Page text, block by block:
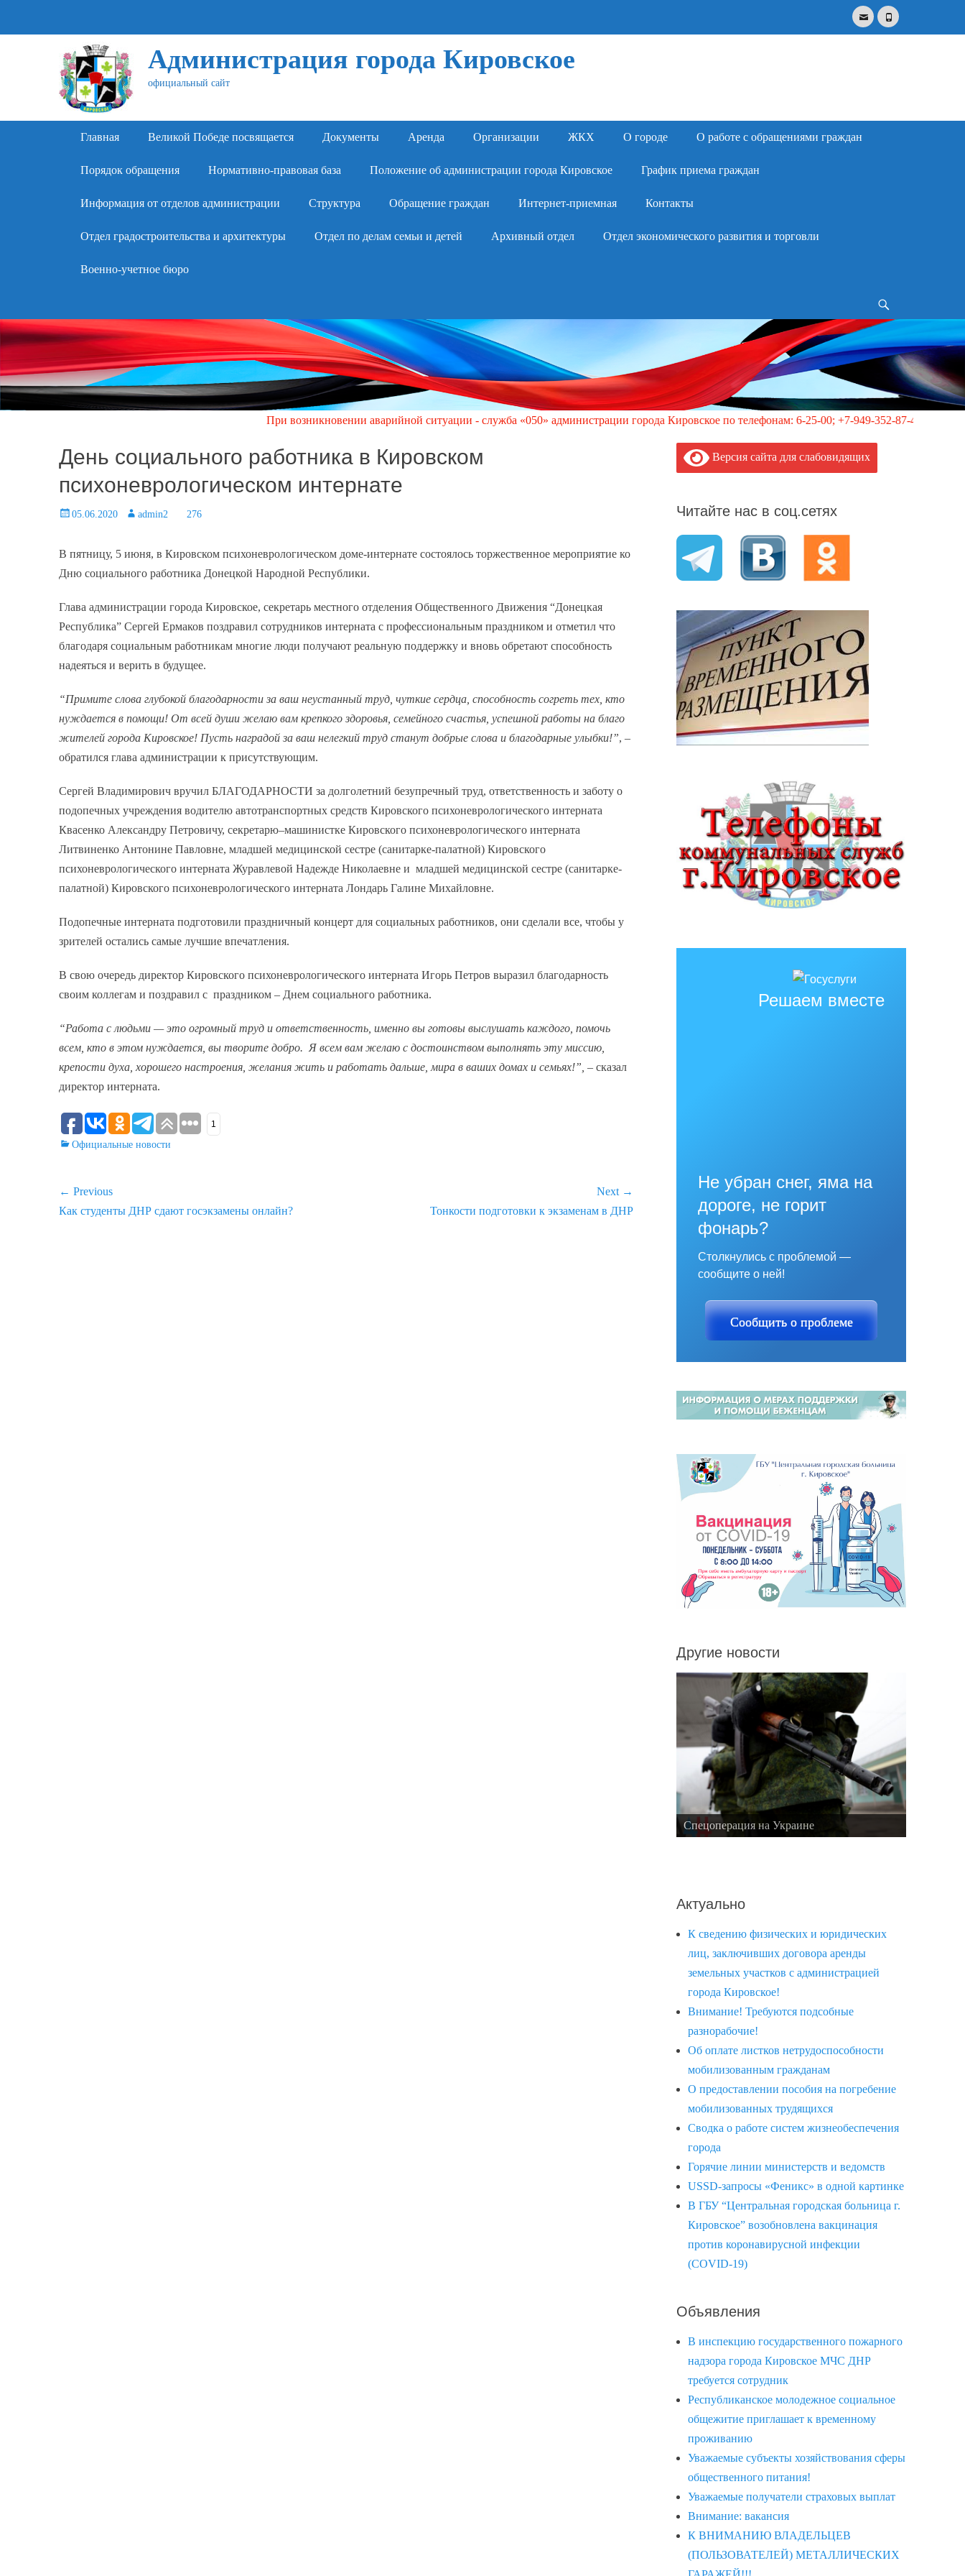
EmailPhone
Администрация города Кировское
официальный сайт
Primary Menu
Skip
content
Главная Великой Победе посвящается Документы Аренда Организации ЖКХ О городе О работе с обращениями граждан
Порядок обращения Нормативно-правовая база Положение об администрации города Кировское График приема граждан
Информация от отделов администрации Структура Обращение граждан Интернет-приемная Контакты
Отдел градостроительства и архитектуры Отдел по делам семьи и детей Архивный отдел Отдел экономического развития и торговли
Военно-учетное бюро
При возникновении аварийной ситуации - служба «050» администрации города Кировское по телефонам: 6-25-00; +7-949-352-87-40, 113
День социального работника в Кировском
психоневрологическом интернате
Posted05.06.2020 Author
admin2 276
В пятницу, 5 июня, в Кировском психоневрологическом доме-интернате состоялось торжественное мероприятие ко
Дню социального работника Донецкой Народной Республики.
Глава администрации города Кировское, секретарь местного отделения Общественного Движения “Донецкая
Республика” Сергей Ермаков поздравил сотрудников интерната с профессиональным праздником и отметил что
благодаря социальным работникам многие люди получают реальную поддержку и вновь обретают способность
надеяться и верить в будущее.
“Примите слова глубокой благодарности за ваш неустанный труд, чуткие сердца, способность согреть тех, кто
нуждается в помощи! От всей души желаю вам крепкого здоровья, семейного счастья, успешной работы на благо
жителей города Кировское! Пусть наградой за ваш нелегкий труд станут добрые слова и благодарные улыбки!”, –
обратился глава администрации к присутствующим.
Сергей Владимирович вручил БЛАГОДАРНОСТИ за долголетний безупречный труд, ответственность и заботу о
подопечных учреждения водителю автотранспортных средств Кировского психоневрологического интерната
Квасенко Александру Петровичу, секретарю–машинистке Кировского психоневрологического интерната
Литвиненко Антонине Павловне, младшей медицинской сестре (санитарке-палатной) Кировского
психоневрологического интерната Журавлевой Надежде Николаевне и младшей медицинской сестре (санитарке-
палатной) Кировского психоневрологического интерната Лондарь Галине Михайловне.
Подопечные интерната подготовили праздничный концерт для социальных работников, они сделали все, чтобы у
зрителей остались самые лучшие впечатления.
В свою очередь директор Кировского психоневрологического интерната Игорь Петров выразил благодарность
своим коллегам и поздравил с праздником – Днем социального работника.
“Работа с людьми — это огромный труд и ответственность, именно вы готовы выслушать каждого, помочь
всем, кто в этом нуждается, вы творите добро. Я всем вам желаю с достоинством выполнять эту миссию,
крепости духа, хорошего настроения, желания жить и работать дальше, мира в ваших домах и семьях!”, – сказал
директор интерната.
1
Categories
Официальные новости
Навигация
по
← Previous
Previous
Как студенты ДНР сдают госэкзамены онлайн?
Next →
Тонкости подготовки к экзаменам в ДНР
Версия сайта для слабовидящих
Читайте нас в соц.сетях
Решаем вместе
Не убран снег, яма на
дороге, не горит
фонарь?
Столкнулись с проблемой —
сообщите о ней!
Сообщить о проблеме
Другие новости
Спецоперация на Украине
Актуально
К сведению физических и юридических
лиц, заключивших договора аренды
земельных участков с администрацией
города Кировское!
Внимание! Требуются подсобные
разнорабочие!
Об оплате листков нетрудоспособности
мобилизованным гражданам
О предоставлении пособия на погребение
мобилизованных трудящихся
Сводка о работе систем жизнеобеспечения
города
Горячие линии министерств и ведомств
USSD-запросы «Феникс» в одной картинке
В ГБУ “Центральная городская больница г.
Кировское” возобновлена вакцинация
против коронавирусной инфекции
(COVID-19)
Объявления
В инспекцию государственного пожарного
надзора города Кировское МЧС ДНР
требуется сотрудник
Республиканское молодежное социальное
общежитие приглашает к временному
проживанию
Уважаемые субъекты хозяйствования сферы
общественного питания!
Уважаемые получатели страховых выплат
Внимание: вакансия
К ВНИМАНИЮ ВЛАДЕЛЬЦЕВ
(ПОЛЬЗОВАТЕЛЕЙ) МЕТАЛЛИЧЕСКИХ